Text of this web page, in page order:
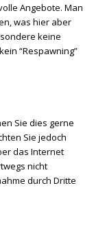
Angebote. Man
was hier aber
keine
“Respawning”
Sie dies gerne
Sie jedoch
das Internet
nicht
durch Dritte